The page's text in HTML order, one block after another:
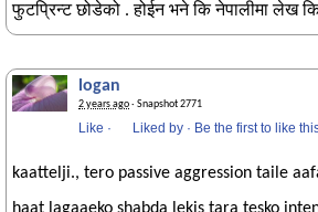
फुटप्रिन्ट छोडेको . होईन भने कि नेपालीमा लेख
logan
2 years ago· Snapshot 2771
Like · Liked by · Be the first to like
kaattelji., tero passive aggression taile
haat lagaaeko shabda lekis tara tesko